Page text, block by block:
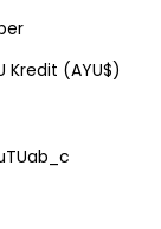
Kredit (AYU$)